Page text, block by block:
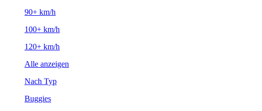
90+ km/h
100+ km/h
120+ km/h
Alle anzeigen
Nach Typ
Buggies